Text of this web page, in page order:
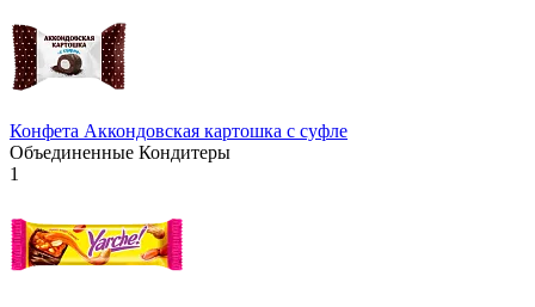
Конфета Аккондовская картошка с суфле
Объединенные Кондитеры
1